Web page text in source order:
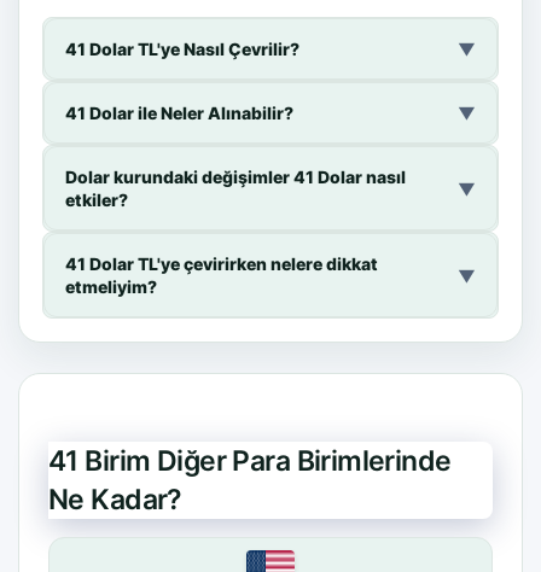
41 Dolar TL'ye Nasıl Çevrilir? ▼
41 Dolar ile Neler Alınabilir? ▼
Dolar kurundaki değişimler 41 Dolar nasıl
etkiler?
▼
41 Dolar TL'ye çevirirken nelere dikkat
etmeliyim?
▼
41 Birim Diğer Para Birimlerinde
Ne Kadar?